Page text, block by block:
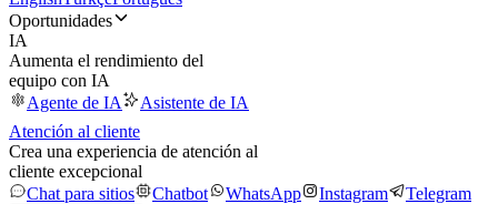
Oportunidades
IA
Aumenta el rendimiento del
equipo con IA
Agente de IA
Asistente de IA
Atención al cliente
Crea una experiencia de atención al
cliente excepcional
Chat para sitios
Chatbot WhatsApp Instagram Telegram